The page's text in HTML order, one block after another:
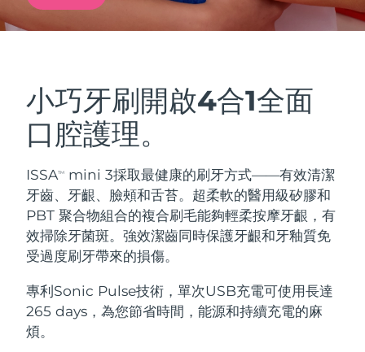
小巧牙刷開啟4合1全面
口腔護理。
ISSATM
mini 3採取最健康的刷牙方式——有效清潔
牙齒、牙齦、臉頰和舌苔。超柔軟的醫用級矽膠和
PBT 聚合物組合的複合刷毛能夠輕柔按摩牙齦，有
效掃除牙菌斑。強效潔齒同時保護牙齦和牙釉質免
受過度刷牙帶來的損傷。
專利Sonic Pulse技術，單次USB充電可使用長達
265 days，為您節省時間，能源和持續充電的麻
煩。
紅光療法
LUNA™ 4 套裝
Anti-aging massage
Massage, LED heating
BEAR™ 2 套裝
Microcurrent toning
Microcurrent toning on-the-go
補水保濕
UFO™ 3 套裝
Deep facial hydration
issa™ 4
Hybrid silicone sonic toothbrush
FAQ™ 抗老護理
奧地利 預計送達日期8/12/26
巴林
比利時 預計送達日期 8/12/26
百慕達 預計送達日期8/18/26
波士尼亞與赫塞哥維納 預計送達日期8/15/26
汶萊
保加利亞 預計送達日期8/12/26